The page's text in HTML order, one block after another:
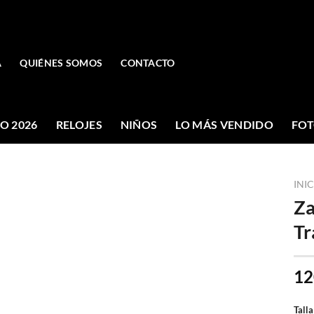
QUIÉNES SOMOS CONTACTO
2026 RELOJES NIÑOS LO MÁS VENDIDO